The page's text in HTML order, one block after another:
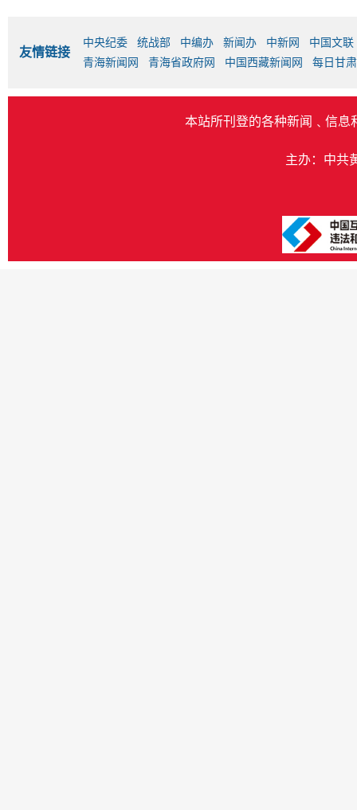
友情链接
中央纪委 统战部 中编办 新闻办 中新网
中国文联
青海新闻网
青海省政府网 中国西藏新闻网 每日甘
本站所刊登的各种新闻﹑信息
主办：中共